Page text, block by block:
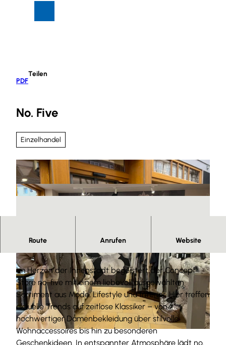
PDF
Teilen
No. Five
Einzelhandel
©CC0
©CC0
Route Anrufen Website
Hier gelingt stilvolles einkaufen in der
Im Herzen der Innenstadt begeistert der Concept
Store no. five mit einem liebevoll ausgewählten
Sortiment aus Mode, Lifestyle und Interior. Hier treffen
aktuelle Trends auf zeitlose Klassiker – von
hochwertiger Damenbekleidung über stilvolle
Wohnaccessoires bis hin zu besonderen
Geschenkideen. In entspannter Atmosphäre lädt no.